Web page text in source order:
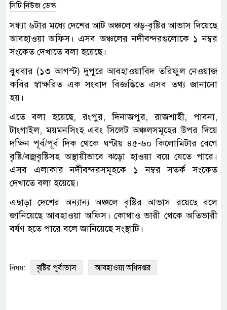
সিটি নিউজ ডেস্ক
সন্ধ্যা ৬টার মধ্যে দেশের আট অঞ্চলে ঝড়-বৃষ্টির আভাস দিয়েছে
আবহাওয়া অফিস। এসব অঞ্চলের নদীবন্দরগুলোকে ১ নম্বর
সংকেত দেখাতে বলা হয়েছে।
বুধবার (১৩ আগস্ট) দুপুরে আবহাওয়াবিদ তরিফুল নেওয়াজ
কবির স্বাক্ষরিত এক সংবাদ বিজ্ঞপ্তিতে এসব তথ্য জানানো
হয়।
এতে বলা হয়েছে, রংপুর, দিনাজপুর, রাজশাহী, পাবনা,
টাংগাইল, ময়মনসিংহ এবং সিলেট অঞ্চলসমূহের উপর দিয়ে
দক্ষিন পূর্ব/পূর্ব দিক থেকে ঘণ্টায় ৪৫-৬০ কিলোমিটার বেগে
বৃষ্টি/বজ্রবৃষ্টিসহ অস্থায়ীভাবে ঝড়ো হাওয়া বয়ে যেতে পারে।
এসব এলাকার নদীবন্দরসমূহকে ১ নম্বর সতর্ক সংকেত
দেখাতে বলা হয়েছে।
এছাড়া দেশের অন্যান্য অঞ্চলে বৃষ্টির আভাস রয়েছে বলে
জানিয়েছে আবহাওয়া অফিস। কোথাও ভারী থেকে অতিভারী
বর্ষণ হতে পারে বলে জানিয়েছে সংস্থাটি।
বিষয়: বৃষ্টির পূর্বাভাস আবহাওয়া অধিদপ্তর